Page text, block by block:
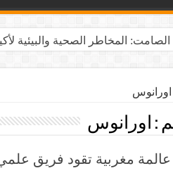
الصامت: المخاطر الصحية والبيئية
اورانوس
: اورانوس
عالمة مغربية تقود فريق